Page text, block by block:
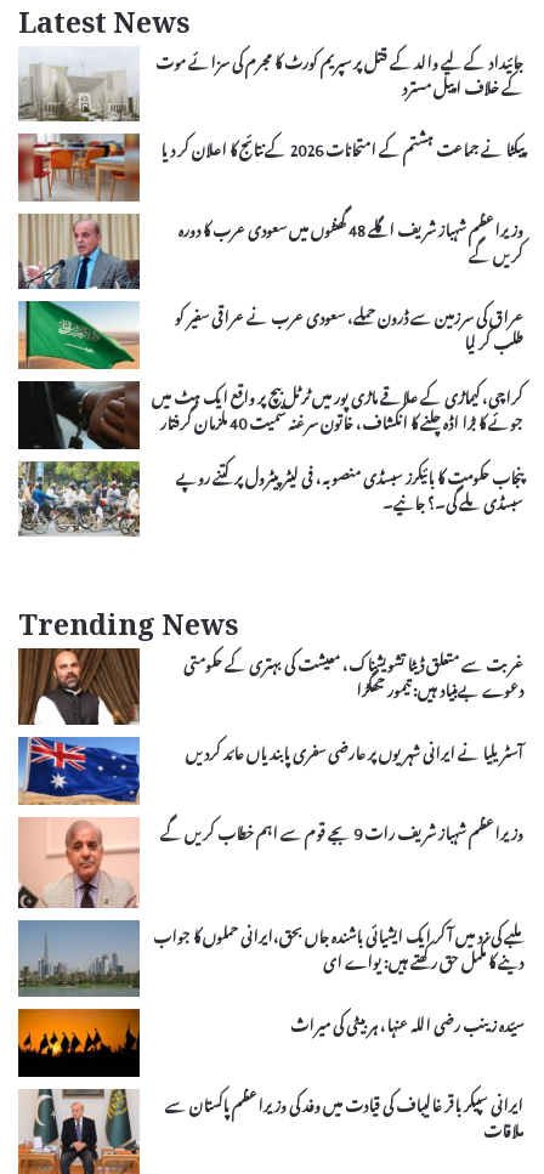
Latest News
جائیداد کے لیے والد کے قتل پر سپریم کورٹ کا مجرم کی سزائے موت
کے خلاف اپیل مسترد
پیکٹا نے جماعت ہشتم کے امتحانات 2026 کے نتائج کا اعلان کر دیا
وزیراعظم شہباز شریف اگلے 48 گھنٹوں میں سعودی عرب کا دورہ
کریں گے
عراق کی سرزمین سے ڈرون حملے، سعودی عرب نے عراقی سفیر کو
طلب کر لیا
کراچی، کیماڑی کے علاقے ماڑی پور میں ٹرٹل بیچ پر واقع ایک ہٹ میں
جوئے کا بڑا اڈہ چلنے کا انکشاف، خاتون سرغنہ سمیت 40 ملزمان گرفتار
پنجاب حکومت کا بائیکرز سبسڈی منصوبہ، فی لیٹر پیٹرول پر کتنے روپے
سبسڈی ملے گی۔؟ جانیے۔
Trending News
غربت سے متعلق ڈیٹا تشویشناک، معیشت کی بہتری کے حکومتی
دعوے بےبنیاد ہیں: تیمور جھگڑا
آسٹریلیا نے ایرانی شہریوں پر عارضی سفری پابندیاں عائد کردیں
وزیراعظم شہباز شریف رات 9 بجے قوم سے اہم خطاب کریں گے
ملبے کی زد میں آکر ایک ایشیائی باشندہ جاں بحق،ایرانی حملوں کا جواب
دینے کا مکمل حق رکھتے ہیں: یواے ای
سیّدہ زینب رضی اللہ عنہا، ہر بیٹی کی میراث
ایرانی سپیکر باقر غالیباف کی قیادت میں وفد کی وزیراعظم پاکستان سے
ملاقات